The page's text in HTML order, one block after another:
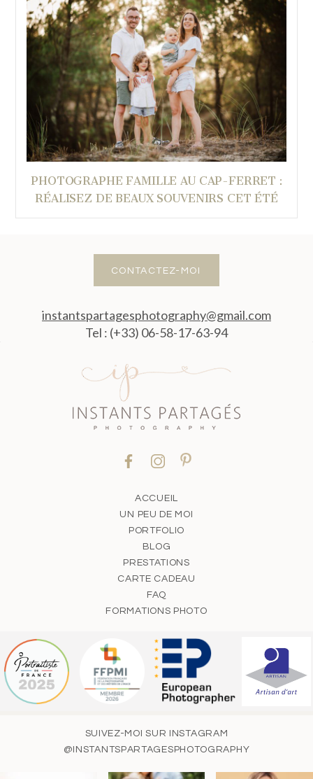
PHOTOGRAPHE FAMILLE AU CAP-FERRET :
RÉALISEZ DE BEAUX SOUVENIRS CET ÉTÉ
CONTACTEZ-MOI
instantspartagesphotography@gmail.com
Tel : (+33) 06-58-17-63-94
ACCUEIL
UN PEU DE MOI
PORTFOLIO
BLOG
PRESTATIONS
CARTE CADEAU
FAQ
FORMATIONS PHOTO
SUIVEZ-MOI SUR INSTAGRAM
@INSTANTSPARTAGESPHOTOGRAPHY